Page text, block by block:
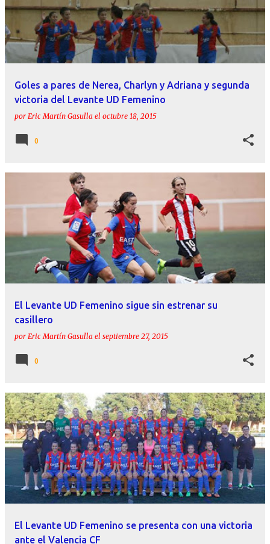
Goles a pares de Nerea, Charlyn y Adriana y segunda
victoria del Levante UD Femenino
por Eric Martín Gasulla el octubre 18, 2015
0
El Levante UD Femenino sigue sin estrenar su
casillero
por Eric Martín Gasulla el septiembre 27, 2015
0
El Levante UD Femenino se presenta con una victoria
ante el Valencia CF